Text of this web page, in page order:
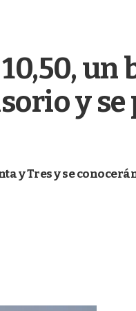
un
y
y Tres y se